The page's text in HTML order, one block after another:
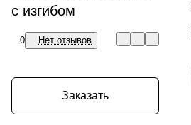
с изгибом
0 Нет отзывов
Заказать